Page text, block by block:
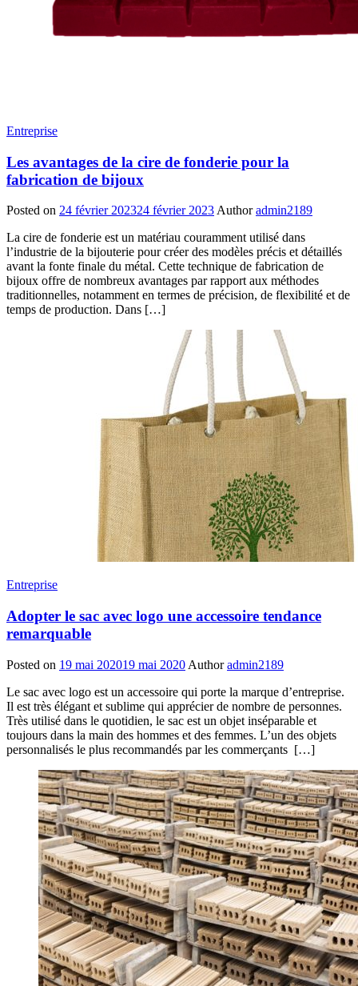
Entreprise
Les avantages de la cire de fonderie pour la
fabrication de bijoux
Posted on 24 février 202324 février 2023 Author admin2189
La cire de fonderie est un matériau couramment utilisé dans
l’industrie de la bijouterie pour créer des modèles précis et détaillés
avant la fonte finale du métal. Cette technique de fabrication de
bijoux offre de nombreux avantages par rapport aux méthodes
traditionnelles, notamment en termes de précision, de flexibilité et de
temps de production. Dans […]
Entreprise
Adopter le sac avec logo une accessoire tendance
remarquable
Posted on 19 mai 202019 mai 2020 Author admin2189
Le sac avec logo est un accessoire qui porte la marque d’entreprise.
Il est très élégant et sublime qui apprécier de nombre de personnes.
Très utilisé dans le quotidien, le sac est un objet inséparable et
toujours dans la main des hommes et des femmes. L’un des objets
personnalisés le plus recommandés par les commerçants […]